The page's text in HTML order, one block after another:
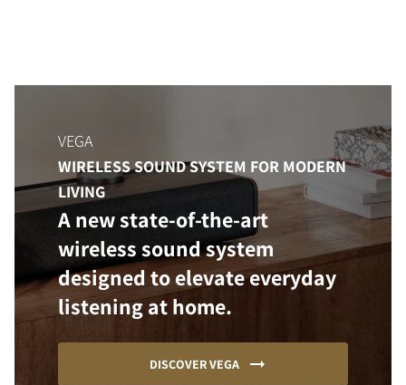
VEGA
WIRELESS SOUND SYSTEM FOR MODERN
LIVING
A new state-of-the-art
wireless sound system
designed to elevate everyday
listening at home.
DISCOVER VEGA